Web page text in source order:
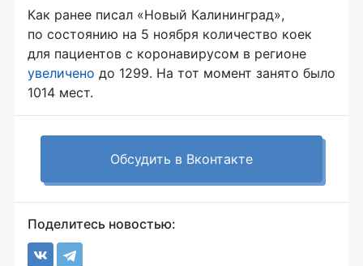
Как ранее писал «Новый Калининград»,
по состоянию на 5 ноября количество коек
для пациентов с коронавирусом в регионе
увеличено до 1299. На тот момент занято было
1014 мест.
Обсудить в Вконтакте
Поделитесь новостью: